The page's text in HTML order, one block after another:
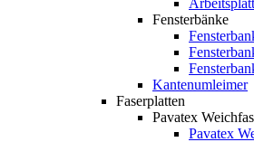
Fensterbänke
Kantenumleimer
Faserplatten
Pavatex
Pavatex